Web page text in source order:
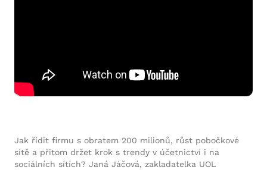
Jak řídit firmu s obratem 200 milionů, růst pobočkové
sítě a přitom držet krok s trendy v účetnictví i na
sociálních sítích? Janá Jáčová, zakladatelka UOL